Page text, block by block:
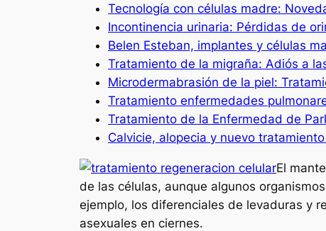
Tecnología con células madre:
Incontinencia urinaria: Pérdidas de
Belen Esteban, implantes y células
Tratamiento de la migraña: Adiós a
Microdermabrasión de la piel:
Tratamiento enfermedades
Tratamiento de la Enfermedad de
Calvicie, alopecia y nuevo
El
de las células, aunque algunos
ejemplo, los diferenciales de levaduras y
asexuales en ciernes.